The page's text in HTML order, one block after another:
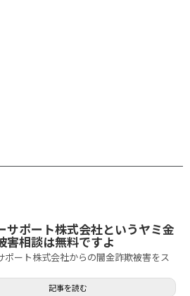
サポート株式会社というヤミ金
害相談は無料ですよ
ポート株式会社からの闇金詐欺被害をス
記事を読む